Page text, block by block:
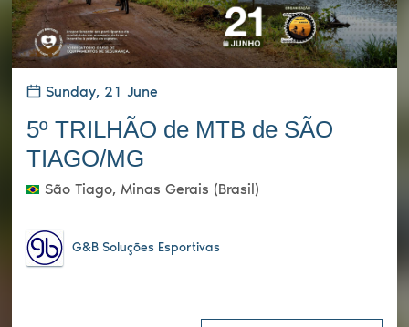
Sunday, 21 June
5º TRILHÃO de MTB de SÃO
TIAGO/MG
São Tiago, Minas Gerais (Brasil)
G&B Soluções Esportivas